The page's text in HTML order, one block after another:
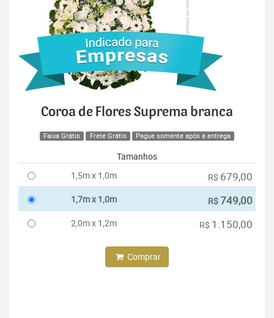
Coroa de Flores Suprema branca
Faixa Grátis Frete Grátis Pague somente após a entrega
Tamanhos
1,5m x 1,0m
R$ 679,00
1,7m x 1,0m R$749,00
2,0m x 1,2m R$ 1.150,00
Comprar